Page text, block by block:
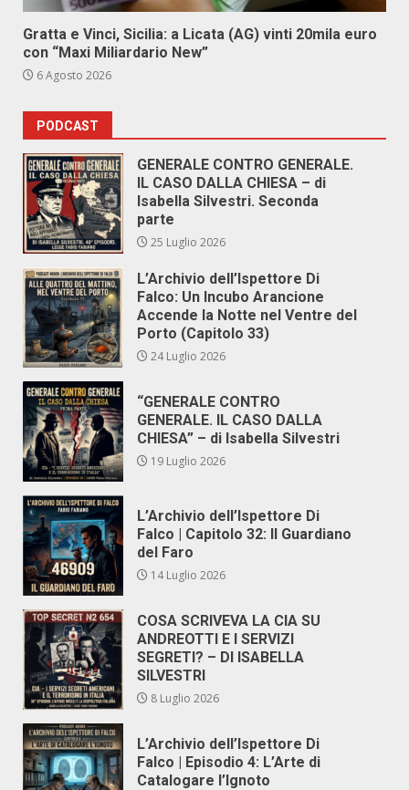
Gratta e Vinci, Sicilia: a Licata (AG) vinti 20mila euro
con “Maxi Miliardario New”
6 Agosto 2026
PODCAST
GENERALE CONTRO GENERALE.
IL CASO DALLA CHIESA – di
Isabella Silvestri. Seconda
parte
25 Luglio 2026
L’Archivio dell’Ispettore Di
Falco: Un Incubo Arancione
Accende la Notte nel Ventre del
Porto (Capitolo 33)
24 Luglio 2026
“GENERALE CONTRO
GENERALE. IL CASO DALLA
CHIESA” – di Isabella Silvestri
19 Luglio 2026
L’Archivio dell’Ispettore Di
Falco | Capitolo 32: Il Guardiano
del Faro
14 Luglio 2026
COSA SCRIVEVA LA CIA SU
ANDREOTTI E I SERVIZI
SEGRETI? – DI ISABELLA
SILVESTRI
8 Luglio 2026
L’Archivio dell’Ispettore Di
Falco | Episodio 4: L’Arte di
Catalogare l’Ignoto